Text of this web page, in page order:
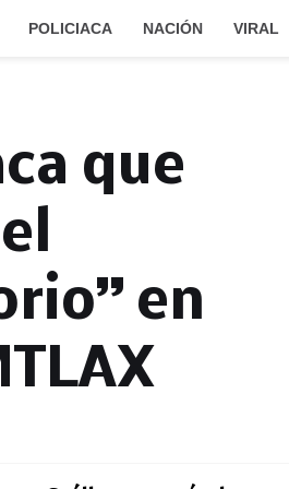
POLICIACA NACIÓN VIRAL
que
en